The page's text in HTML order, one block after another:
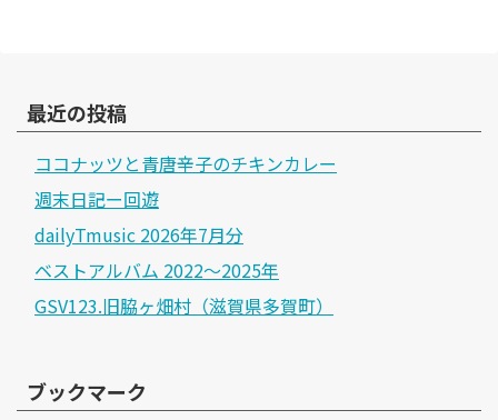
最近の投稿
ココナッツと青唐辛子のチキンカレー
週末日記ー回遊
dailyTmusic 2026年7月分
ベストアルバム 2022～2025年
GSV123.旧脇ヶ畑村（滋賀県多賀町）
ブックマーク